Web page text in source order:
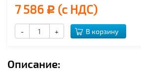
7 586 Р (с НДС)
- + В корзину
Описание: